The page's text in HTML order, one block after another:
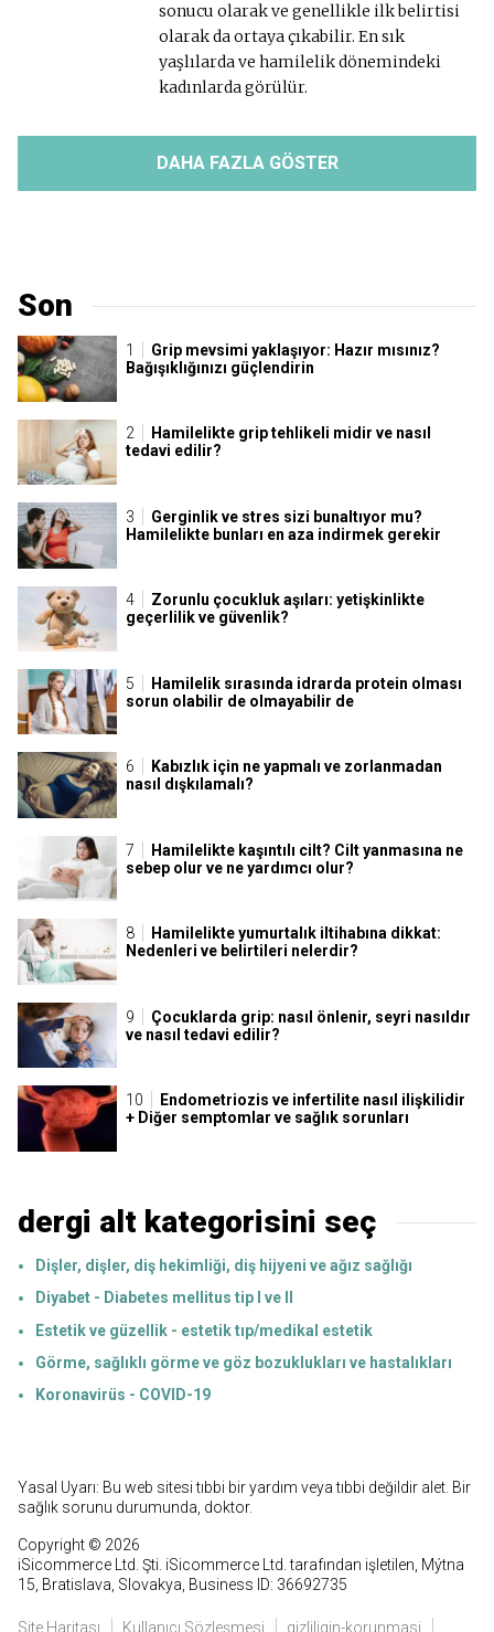
sonucu olarak ve genellikle ilk belirtisi
olarak da ortaya çıkabilir. En sık
yaşlılarda ve hamilelik dönemindeki
kadınlarda görülür.
DAHA FAZLA GÖSTER
Son
Grip mevsimi yaklaşıyor: Hazır mısınız?
Bağışıklığınızı güçlendirin
Hamilelikte grip tehlikeli midir ve nasıl
tedavi edilir?
Gerginlik ve stres sizi bunaltıyor mu?
Hamilelikte bunları en aza indirmek gerekir
Zorunlu çocukluk aşıları: yetişkinlikte
geçerlilik ve güvenlik?
Hamilelik sırasında idrarda protein olması
sorun olabilir de olmayabilir de
Kabızlık için ne yapmalı ve zorlanmadan
nasıl dışkılamalı?
Hamilelikte kaşıntılı cilt? Cilt yanmasına ne
sebep olur ve ne yardımcı olur?
Hamilelikte yumurtalık iltihabına dikkat:
Nedenleri ve belirtileri nelerdir?
Çocuklarda grip: nasıl önlenir, seyri nasıldır
ve nasıl tedavi edilir?
Endometriozis ve infertilite nasıl ilişkilidir
+ Diğer semptomlar ve sağlık sorunları
dergi alt kategorisini seç
Dişler, dişler, diş hekimliği, diş hijyeni ve ağız sağlığı
Diyabet - Diabetes mellitus tip I ve II
Estetik ve güzellik - estetik tıp/medikal estetik
Görme, sağlıklı görme ve göz bozuklukları ve hastalıkları
Koronavirüs - COVID-19
Yasal Uyarı: Bu web sitesi tıbbi bir yardım veya tıbbi değildir alet. Bir
sağlık sorunu durumunda, doktor.
Copyright © 2026
iSicommerce Ltd. Şti. iSicommerce Ltd. tarafından işletilen, Mýtna
15, Bratislava, Slovakya, Business ID: 36692735
Site Haritası Kullanıcı Sözleşmesi gizliligin-korunmasi